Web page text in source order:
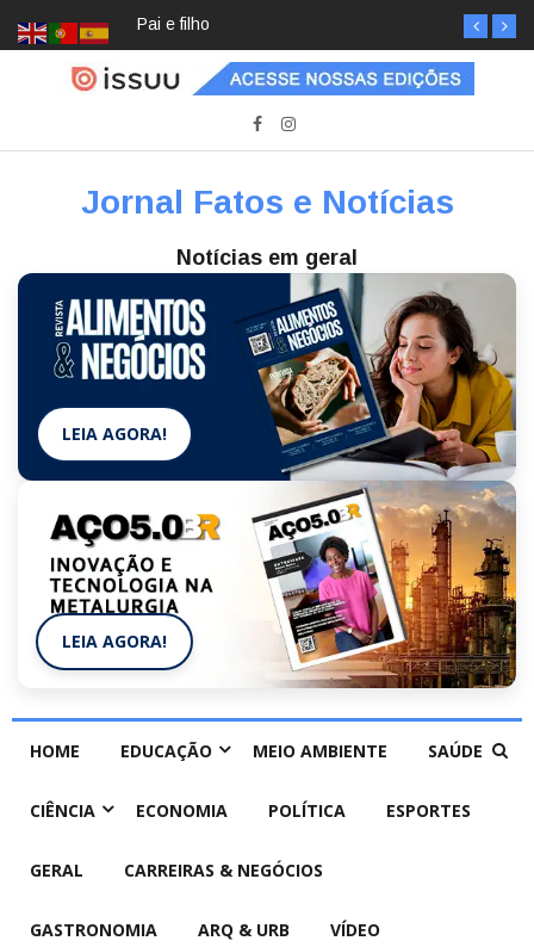
Pai e filho
Jornal Fatos e Notícias
Notícias em geral
LEIA AGORA!
LEIA AGORA!
HOME EDUCAÇÃO MEIO AMBIENTE SAÚDE
CIÊNCIA ECONOMIA POLÍTICA ESPORTES
GERAL CARREIRAS & NEGÓCIOS
GASTRONOMIA ARQ & URB VÍDEO